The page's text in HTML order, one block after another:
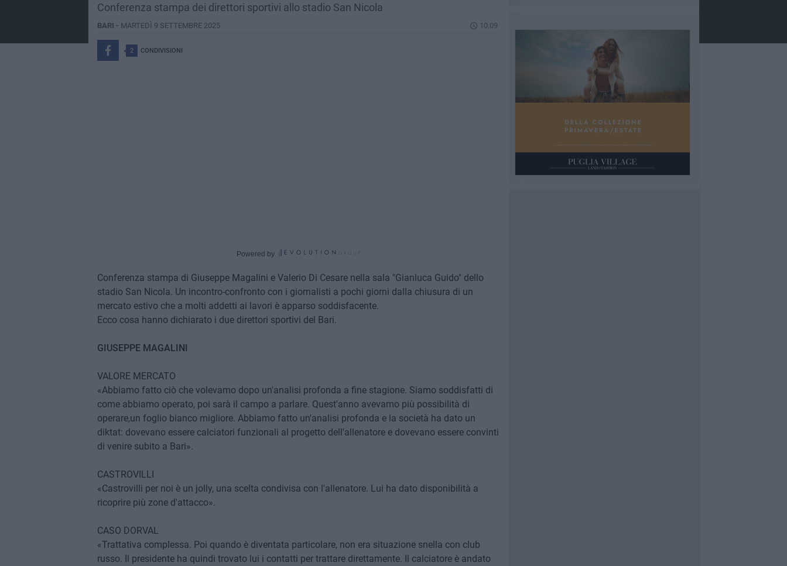
Conferenza stampa dei direttori sportivi allo stadio San Nicola
BARI - MARTEDÌ 9 SETTEMBRE 2025 10.09
2 CONDIVISIONI
Powered by
Conferenza stampa di Giuseppe Magalini e Valerio Di Cesare nella sala "Gianluca Guido" dello
stadio San Nicola. Un incontro-confronto con i giornalisti a pochi giorni dalla chiusura di un
mercato estivo che a molti addetti ai lavori è apparso soddisfacente.
Ecco cosa hanno dichiarato i due direttori sportivi del Bari.
GIUSEPPE MAGALINI
VALORE MERCATO
«Abbiamo fatto ciò che volevamo dopo un'analisi profonda a fine stagione. Siamo soddisfatti di
come abbiamo operato, poi sarà il campo a parlare. Quest'anno avevamo più possibilità di
operare,un foglio bianco migliore. Abbiamo fatto un'analisi profonda e la società ha dato un
diktat: dovevano essere calciatori funzionali al progetto dell'allenatore e dovevano essere convinti
di venire subito a Bari».
CASTROVILLI
«Castrovilli per noi è un jolly, una scelta condivisa con l'allenatore. Lui ha dato disponibilità a
ricoprire più zone d'attacco».
CASO DORVAL
«Trattativa complessa. Poi quando è diventata particolare, non era situazione snella con club
russo. Il presidente ha quindi trovato lui i contatti per trattare direttamente. Il calciatore è andato